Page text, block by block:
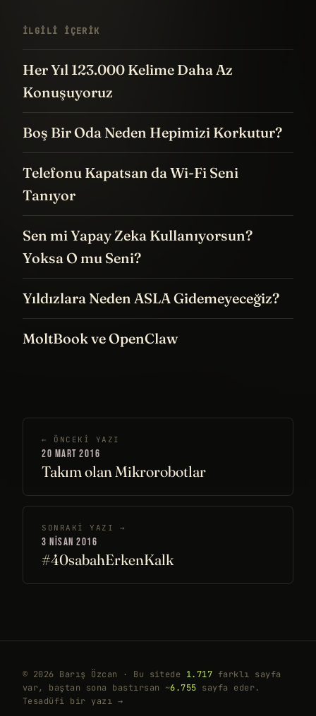
İLGILI IÇERIK
Her Yıl 123.000 Kelime Daha Az
Konuşuyoruz
Boş Bir Oda Neden Hepimizi Korkutur?
Telefonu Kapatsan da Wi-Fi Seni
Tanıyor
Sen mi Yapay Zeka Kullanıyorsun?
Yoksa O mu Seni?
Yıldızlara Neden ASLA Gidemeyeceğiz?
MoltBook ve OpenClaw
← ÖNCEKI YAZI
20 MART 2016
Takım olan Mikrorobotlar
SONRAKI YAZI →
3 NISAN 2016
#40sabahErkenKalk
© 2026 Barış Özcan · Bu sitede 1.717 farklı sayfa
var, baştan sona bastırsan ~6.755 sayfa eder.
Tesadüfi bir yazı →